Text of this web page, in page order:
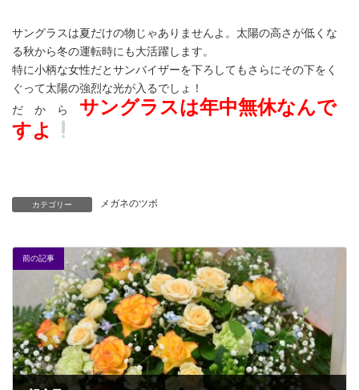
サングラスは夏だけの物じゃありませんよ。太陽の高さが低くな
る秋から冬の運転時にも大活躍します。
特に小柄な女性だとサンバイザーを下ろしてもさらにその下をく
ぐって太陽の強烈な光が入るでしょ！
だ か ら サングラスは年中無休なんで
すよ
カテゴリー メガネのツボ
前の記事